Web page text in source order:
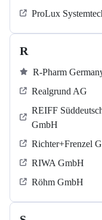
ProLux
R
R-Pharm
Realgrund AG
REIFF
GmbH
Richter+Frenzel
RIWA GmbH
Röhm GmbH